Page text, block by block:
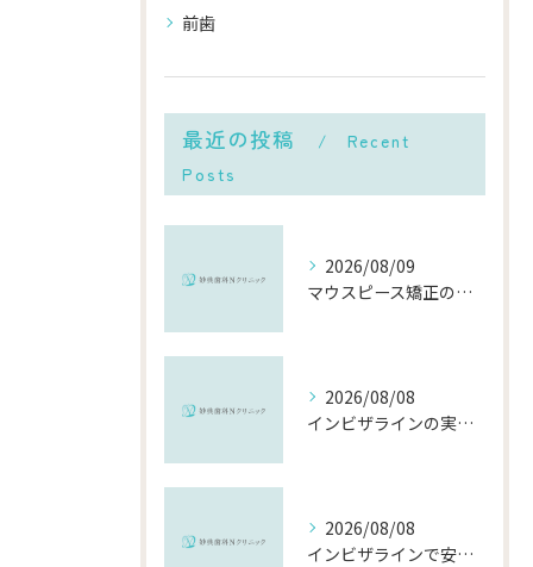
前歯
最近の投稿
Recent
Posts
2026/08/09
マウスピース矯正の頻度や千葉県市川市での通院・交換ペースと費用を徹底解説
2026/08/08
インビザラインの実績で選ぶ千葉県市川市の安心できる矯正歯科の比較ポイント
2026/08/08
インビザラインで安い千葉県市川市の総額費用と選び方を徹底解説